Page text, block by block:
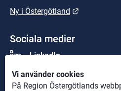
Vi använder cookies
På Region Östergötlands
Ny i Östergötland
Sociala medier
LinkedIn
Youtube